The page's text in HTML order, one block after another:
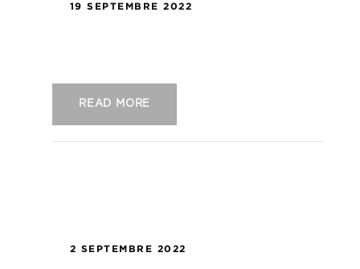
19 SEPTEMBRE 2022
READ MORE
2 SEPTEMBRE 2022